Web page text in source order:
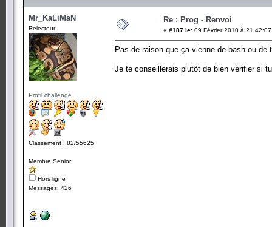
Mr_KaLiMaN
Relecteur
Profil challenge
Classement : 82/55625
Membre Senior
Hors ligne
Messages: 426
Re : Prog - Renvoi
« #187 le: 09 Février 2010 à
Pas de raison que ça vienne de bash ou de
Je te conseillerais plutôt de bien vérifier si